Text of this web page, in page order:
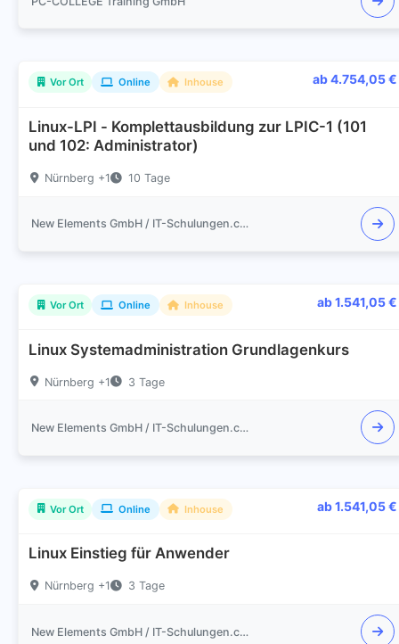
Vor Ort Online Inhouse ab 4.754,05 €
Linux-LPI - Komplettausbildung zur LPIC-1 (101
und 102: Administrator)
Nürnberg +1 10 Tage
New Elements GmbH / IT-Schulungen.com
Vor Ort Online Inhouse ab 1.541,05 €
Linux Systemadministration Grundlagenkurs
Nürnberg +1 3 Tage
New Elements GmbH / IT-Schulungen.com
Vor Ort Online Inhouse ab 1.541,05 €
Linux Einstieg für Anwender
Nürnberg +1 3 Tage
New Elements GmbH / IT-Schulungen.com